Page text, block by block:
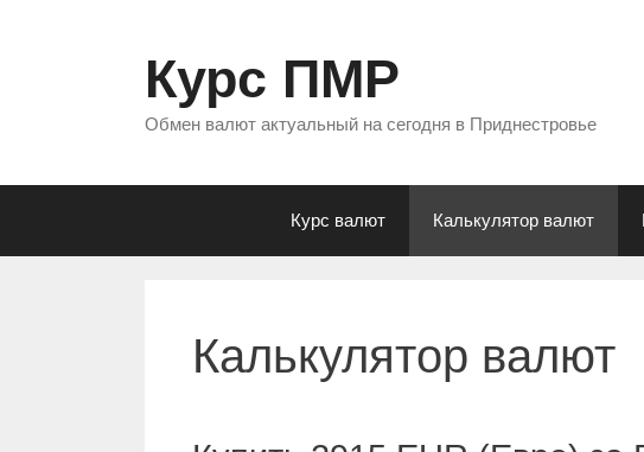
Курс ПМР
Обмен валют актуальный на сегодня в Приднестровье
Курс валют Калькулятор валют
Калькулятор валют